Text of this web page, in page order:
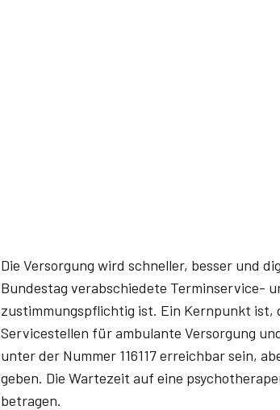
Die Versorgung wird schneller, besser und
Bundestag verabschiedete Terminservice-
zustimmungspflichtig ist. Ein Kernpunkt ist,
Servicestellen für ambulante Versorgung
unter der Nummer 116117 erreichbar sein,
geben. Die Wartezeit auf eine
betragen.